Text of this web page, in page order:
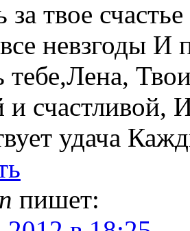
за твое
невзгоды И
тебе,Лена,
и счастливой,
удача
пишет: